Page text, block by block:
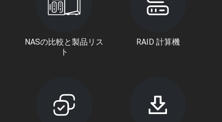
NASの比較と製品リス
ト
RAID 計算機